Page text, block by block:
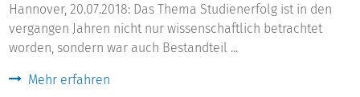
Hannover, 20.07.2018: Das Thema Studienerfolg ist in den
vergangen Jahren nicht nur wissenschaftlich betrachtet
worden, sondern war auch Bestandteil ...
Mehr erfahren